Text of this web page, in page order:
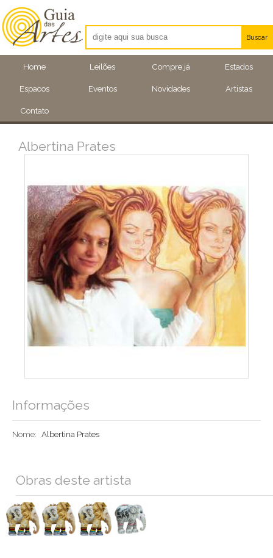
Home Leilões Compre já Estados
Espacos Eventos Novidades Artistas
Contato
Buscar
Artistas
Eventos
Albertina Prates
Informações
Nome: Albertina Prates
Obras deste artista